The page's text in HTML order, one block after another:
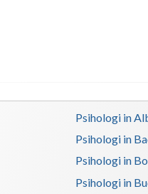
Psihologi in
Psihologi in
Psihologi in
Psihologi in